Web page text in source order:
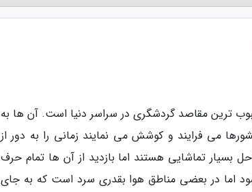
ترین مقاصد گردشگری در سراسر دنیا است. آن ها به
می فرایند و کوشش می نمایند زمانی را به دور از
بسیار تماشایی هستند اما بازدید از آن ها تمام حرف
اما در بعضی مناطق هوا بقدری سرد است که به جای